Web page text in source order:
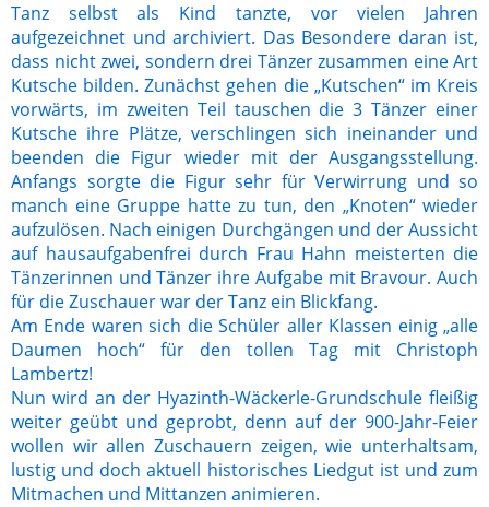
Tanz selbst als Kind tanzte, vor vielen Jahren
aufgezeichnet und archiviert. Das Besondere daran ist,
dass nicht zwei, sondern drei Tänzer zusammen eine Art
Kutsche bilden. Zunächst gehen die „Kutschen“ im Kreis
vorwärts, im zweiten Teil tauschen die 3 Tänzer einer
Kutsche ihre Plätze, verschlingen sich ineinander und
beenden die Figur wieder mit der Ausgangsstellung.
Anfangs sorgte die Figur sehr für Verwirrung und so
manch eine Gruppe hatte zu tun, den „Knoten“ wieder
aufzulösen. Nach einigen Durchgängen und der Aussicht
auf hausaufgabenfrei durch Frau Hahn meisterten die
Tänzerinnen und Tänzer ihre Aufgabe mit Bravour. Auch
für die Zuschauer war der Tanz ein Blickfang.
Am Ende waren sich die Schüler aller Klassen einig „alle
Daumen hoch“ für den tollen Tag mit Christoph
Lambertz!
Nun wird an der Hyazinth-Wäckerle-Grundschule fleißig
weiter geübt und geprobt, denn auf der 900-Jahr-Feier
wollen wir allen Zuschauern zeigen, wie unterhaltsam,
lustig und doch aktuell historisches Liedgut ist und zum
Mitmachen und Mittanzen animieren.